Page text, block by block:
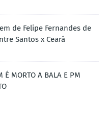
de Felipe Fernandes de
Santos x Ceará
É MORTO A BALA E PM